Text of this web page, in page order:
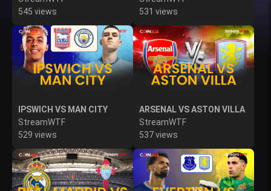
545 views
531 views
IPSWICH VS MAN CITY
StreamWTF
529 views
ARSENAL VS ASTON VILLA
StreamWTF
537 views